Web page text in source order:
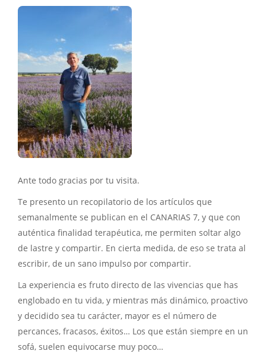
Ante todo gracias por tu visita.
Te presento un recopilatorio de los artículos que
semanalmente se publican en el CANARIAS 7, y que con
auténtica finalidad terapéutica, me permiten soltar algo
de lastre y compartir. En cierta medida, de eso se trata al
escribir, de un sano impulso por compartir.
La experiencia es fruto directo de las vivencias que has
englobado en tu vida, y mientras más dinámico, proactivo
y decidido sea tu carácter, mayor es el número de
percances, fracasos, éxitos… Los que están siempre en un
sofá, suelen equivocarse muy poco…